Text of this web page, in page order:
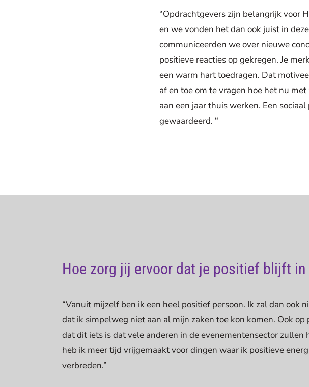
“Opdrachtgevers zijn belangrijk voor
en we vonden het dan ook juist in
communiceerden we over nieuwe
positieve reacties op gekregen. Je
een warm hart toedragen. Dat
af en toe om te vragen hoe het nu
aan een jaar thuis werken. Een
gewaardeerd. “
Hoe zorg jij ervoor dat je positief blijft in
“Vanuit mijzelf ben ik een heel positief persoon. Ik zal dan ook
dat ik simpelweg niet aan al mijn zaken toe kon komen. Ook
dat dit iets is dat vele anderen in de evenementensector
heb ik meer tijd vrijgemaakt voor dingen waar ik positieve
verbreden.”